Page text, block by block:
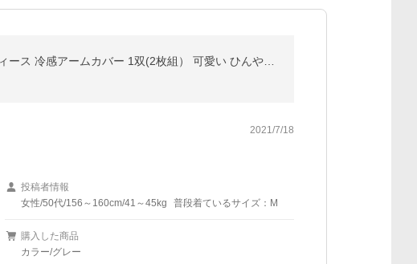
2021/7/18
投稿者情報
女性/50代/156～160cm/41～45kg
普段着ているサイズ：M
購入した商品
カラー/グレー